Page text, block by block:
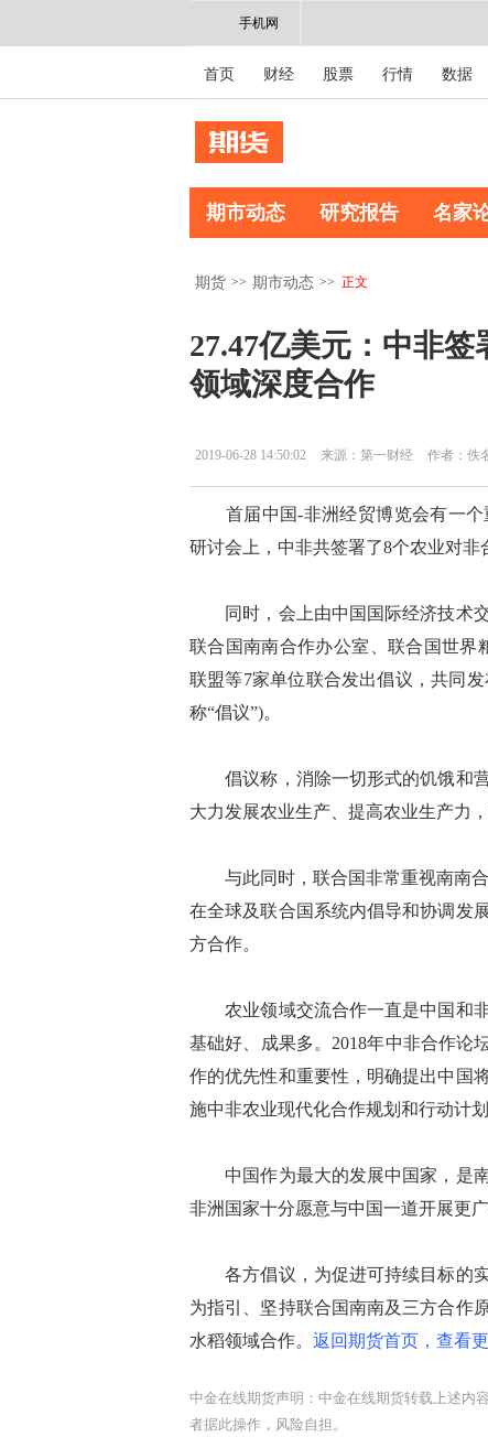
手机网
首页 财经 股票 行情 数据
期市动态 研究报告 名家
期货 >> 期市动态 >> 正文
27.47亿美元：中非
领域深度合作
2019-06-28 14:50:02 来源：第一财经 作者：佚
首届中国-非洲经贸博览会有一个
研讨会上，中非共签署了8个农业对非
同时，会上由中国国际经济技术交
联合国南南合作办公室、联合国世界
联盟等7家单位联合发出倡议，共同
称“倡议”)。
倡议称，消除一切形式的饥饿和营
大力发展农业生产、提高农业生产力
与此同时，联合国非常重视南南合
在全球及联合国系统内倡导和协调发
方合作。
农业领域交流合作一直是中国和非
基础好、成果多。2018年中非合作论
作的优先性和重要性，明确提出中国
施中非农业现代化合作规划和行动计划
中国作为最大的发展中国家，是南
非洲国家十分愿意与中国一道开展更
各方倡议，为促进可持续目标的实
为指引、坚持联合国南南及三方合作
水稻领域合作。 返回期货首页，查看
中金在线期货声明：中金在线期货转载上述内
者据此操作，风险自担。